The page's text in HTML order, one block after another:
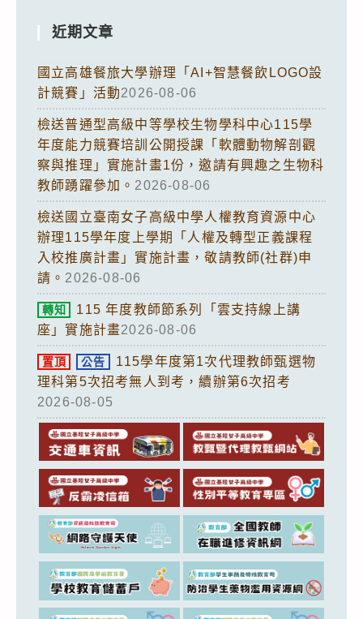
近期文章
國立高雄餐旅大學辦理「AI+智慧餐飲LOGO設
計競賽」活動2026-08-06
檢送普通型高級中等學校生物學科中心115學
年度能力競賽培訓公開授課「軟體動物解剖觀
察與推理」實施計畫1份，邀請有興趣之生物科
教師踴躍參加。 2026-08-06
檢送國立臺南女子高級中學人權教育資源中心
辦理115學年度上學期「人權及轉型正義課程
入校推廣計畫」實施計畫，敬請教師(社群)申
請。 2026-08-06
轉知
115 年度教師節系列「雲支持線上講
座」實施計畫2026-08-06
置頂 公告
115學年度第1次代理教師甄選物
理科第5次招考無人到考，續辦第6次招考
2026-08-05